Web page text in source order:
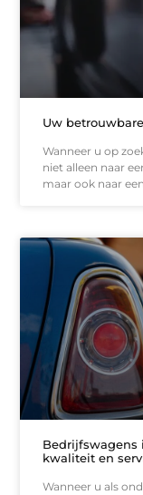
Uw
Wanneer u op
niet alleen naar
maar ook naar een
Bedrijfswagens
kwaliteit en
Wanneer u als